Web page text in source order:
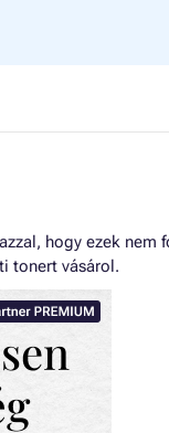
hogy ezek nem
tonert vásárol.